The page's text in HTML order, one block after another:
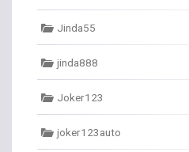
Jinda55
jinda888
Joker123
joker123auto